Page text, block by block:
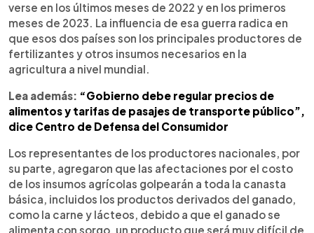
verse en los últimos meses de 2022 y en los primeros
meses de 2023. La influencia de esa guerra radica en
que esos dos países son los principales productores de
fertilizantes y otros insumos necesarios en la
agricultura a nivel mundial.
Lea además: “Gobierno debe regular precios de
alimentos y tarifas de pasajes de transporte público”,
dice Centro de Defensa del Consumidor
Los representantes de los productores nacionales, por
su parte, agregaron que las afectaciones por el costo
de los insumos agrícolas golpearán a toda la canasta
básica, incluidos los productos derivados del ganado,
como la carne y lácteos, debido a que el ganado se
alimenta con sorgo, un producto que será muy difícil de